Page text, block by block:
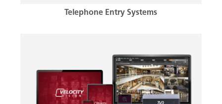
Telephone Entry Systems